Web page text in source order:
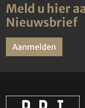
Meld u hier
Nieuwsbrief
Aanmelden